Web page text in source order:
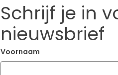
Schrijf je in
nieuwsbrief
Voornaam